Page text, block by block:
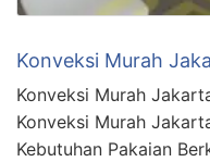
Konveksi Murah
Konveksi Murah
Konveksi Murah
Kebutuhan Pakaian